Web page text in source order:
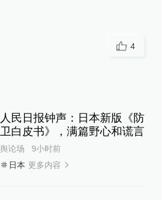
4
人民日报钟声：日本新版《防
卫白皮书》，满篇野心和谎言
舆论场
9小时前
日本 更多内容